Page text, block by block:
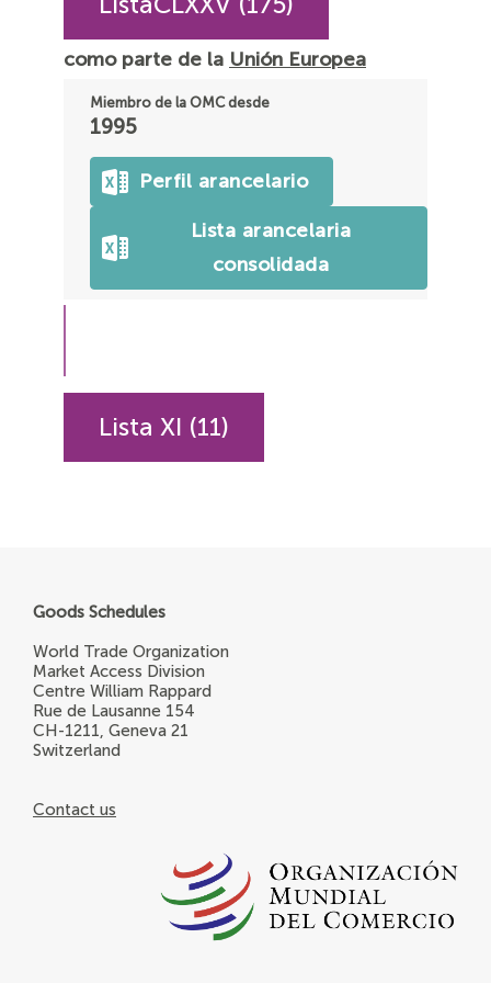
como parte de la Unión Europea
Miembro de la OMC desde
1995
Perfil arancelario
Lista arancelaria
consolidada
Lista XI (11)
Goods Schedules
World Trade Organization
Market Access Division
Centre William Rappard
Rue de Lausanne 154
CH-1211, Geneva 21
Switzerland
Contact us